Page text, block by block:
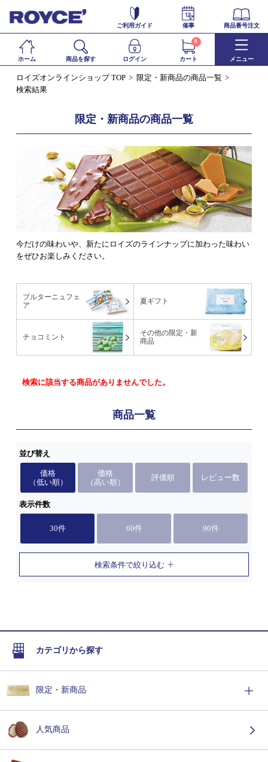
ご利用ガイド 催事 商品番号注文
ホーム 商品を探す ログイン カート
0
メニュー
ロイズオンラインショップ TOP
限定・新商品の商品一覧
検索結果
限定・新商品の商品一覧
今だけの味わいや、新たにロイズのラインナップに加わった味わい
をぜひお楽しみください。
ブルターニュフェ
ア
夏ギフト
チョコミント
その他の限定・新
商品
検索に該当する商品がありませんでした。
商品一覧
並び替え
価格
（低い順）
価格
（高い順）
評価順 レビュー数
表示件数
30件 60件 90件
検索条件で絞り込む
カテゴリから探す
限定・新商品
人気商品